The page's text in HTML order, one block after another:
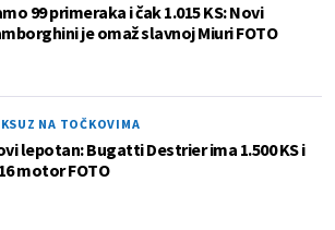
99 primeraka i čak 1.015 KS: Novi
je omaž slavnoj Miuri FOTO
NA TOČKOVIMA
lepotan: Bugatti Destrier ima 1.500 KS i
motor FOTO